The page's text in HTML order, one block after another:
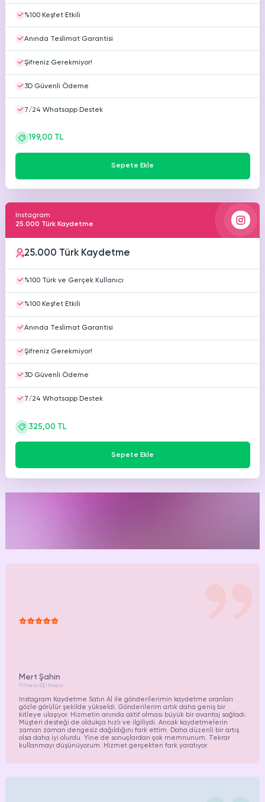
%100 Keşfet Etkili
Anında Teslimat Garantisi
Şifreniz Gerekmiyor!
3D Güvenli Ödeme
7/24 Whatsapp Destek
199,00 TL
Sepete Ekle
Instagram
25.000 Türk Kaydetme
25.000 Türk Kaydetme
%100 Türk ve Gerçek Kullanıcı
%100 Keşfet Etkili
Anında Teslimat Garantisi
Şifreniz Gerekmiyor!
3D Güvenli Ödeme
7/24 Whatsapp Destek
325,00 TL
Sepete Ekle
Mert Şahin
Fitness Eğitmeni
Instagram Kaydetme Satın Al ile gönderilerimin kaydetme oranları
gözle görülür şekilde yükseldi. Gönderilerim artık daha geniş bir
kitleye ulaşıyor. Hizmetin anında aktif olması büyük bir avantaj sağladı.
Müşteri desteği de oldukça hızlı ve ilgiliydi. Ancak kaydetmelerin
zaman zaman dengesiz dağıldığını fark ettim. Daha düzenli bir artış
olsa daha iyi olurdu. Yine de sonuçlardan çok memnunum. Tekrar
kullanmayı düşünüyorum. Hizmet gerçekten fark yaratıyor.